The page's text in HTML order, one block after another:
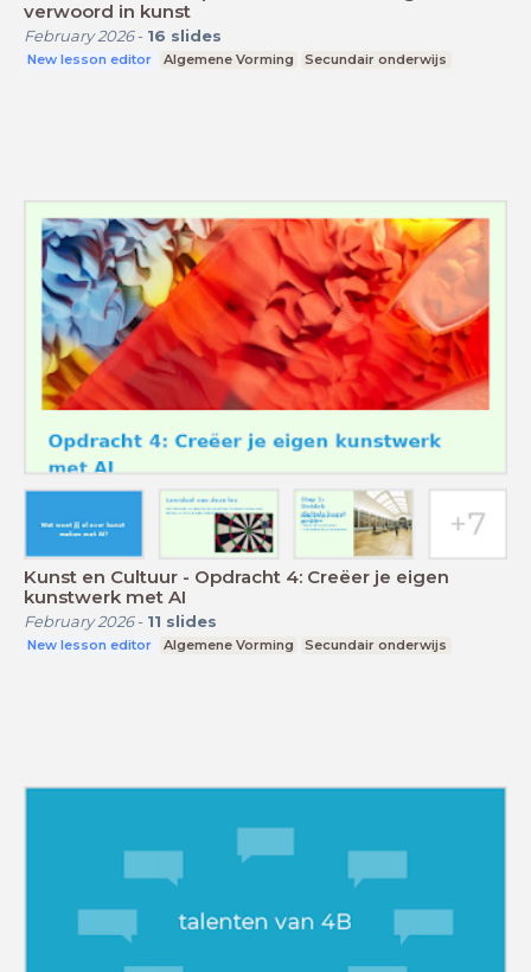
verwoord in kunst
February 2026- 16 slides
New lesson editor Algemene Vorming Secundair onderwijs
Kunst en Cultuur - Opdracht 4: Creëer je eigen
kunstwerk met AI
February 2026- 11 slides
New lesson editor Algemene Vorming Secundair onderwijs